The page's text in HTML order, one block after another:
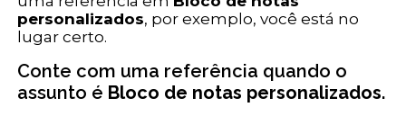
personalizados, por exemplo, você está no
lugar certo.
Conte com uma referência quando o
assunto é Bloco de notas personalizados.